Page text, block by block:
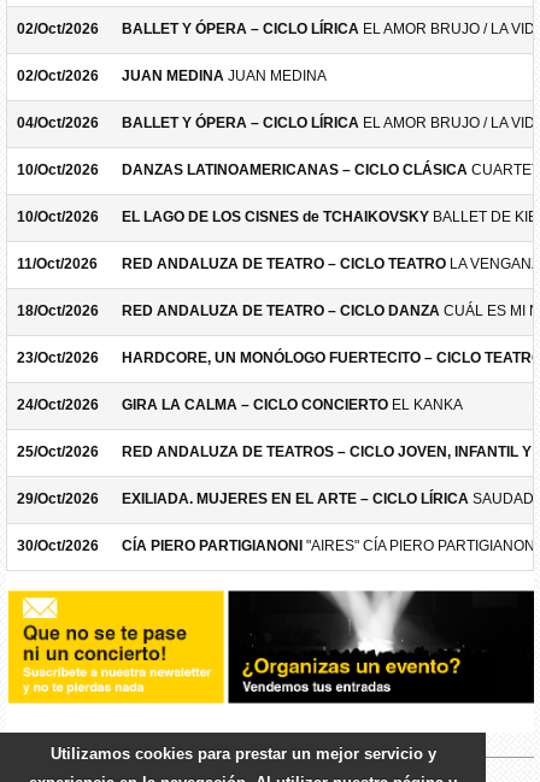
02/Oct/2026 BALLET Y ÓPERA – CICLO LÍRICA EL AMOR BRUJO / LA
02/Oct/2026 JUAN MEDINA JUAN MEDINA
04/Oct/2026 BALLET Y ÓPERA – CICLO LÍRICA EL AMOR BRUJO / LA
10/Oct/2026 DANZAS LATINOAMERICANAS – CICLO CLÁSICA
10/Oct/2026 EL LAGO DE LOS CISNES de TCHAIKOVSKY BALLET DE
11/Oct/2026 RED ANDALUZA DE TEATRO – CICLO TEATRO LA
18/Oct/2026 RED ANDALUZA DE TEATRO – CICLO DANZA CUÁL ES MI
23/Oct/2026 HARDCORE, UN MONÓLOGO FUERTECITO – CICLO
24/Oct/2026 GIRA LA CALMA – CICLO CONCIERTO EL KANKA
25/Oct/2026 RED ANDALUZA DE TEATROS – CICLO JOVEN, INFANTIL Y
29/Oct/2026 EXILIADA. MUJERES EN EL ARTE – CICLO LÍRICA
30/Oct/2026 CÍA PIERO PARTIGIANONI "AIRES" CÍA PIERO PARTIGIANONI
Utilizamos cookies para prestar un mejor servicio y